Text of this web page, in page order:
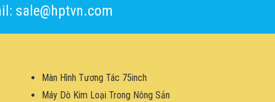
sale@hptvn.com
Màn Hình Tương Tác 75inch
Máy Dò Kim Loại Trong Nông Sản